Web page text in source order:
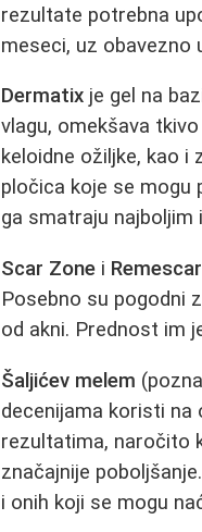
rezultate potrebna
meseci, uz obavezno
Dermatix je gel na
vlagu, omekšava
keloidne ožiljke, kao i
pločica koje se mogu
ga smatraju najboljim
Scar Zone i Remescar
Posebno su pogodni
od akni. Prednost im
Šaljićev melem
decenijama koristi na
rezultatima, naročito
značajnije
i onih koji se mogu